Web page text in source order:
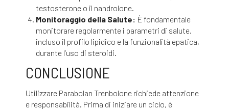
testosterone o il nandrolone.
Monitoraggio della Salute: È fondamentale
monitorare regolarmente i parametri di salute,
incluso il profilo lipidico e la funzionalità epatica,
durante l’uso di steroidi.
CONCLUSIONE
Utilizzare Parabolan Trenbolone richiede attenzione
e responsabilità. Prima di iniziare un ciclo, è